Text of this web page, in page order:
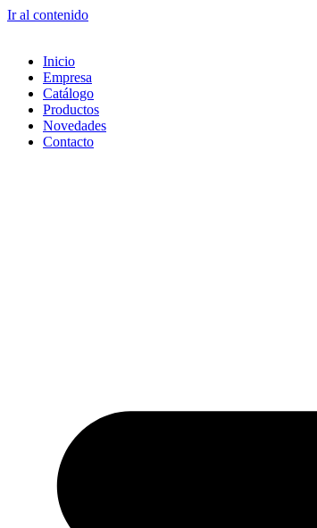
Ir al contenido
Inicio
Empresa
Catálogo
Productos
Novedades
Contacto